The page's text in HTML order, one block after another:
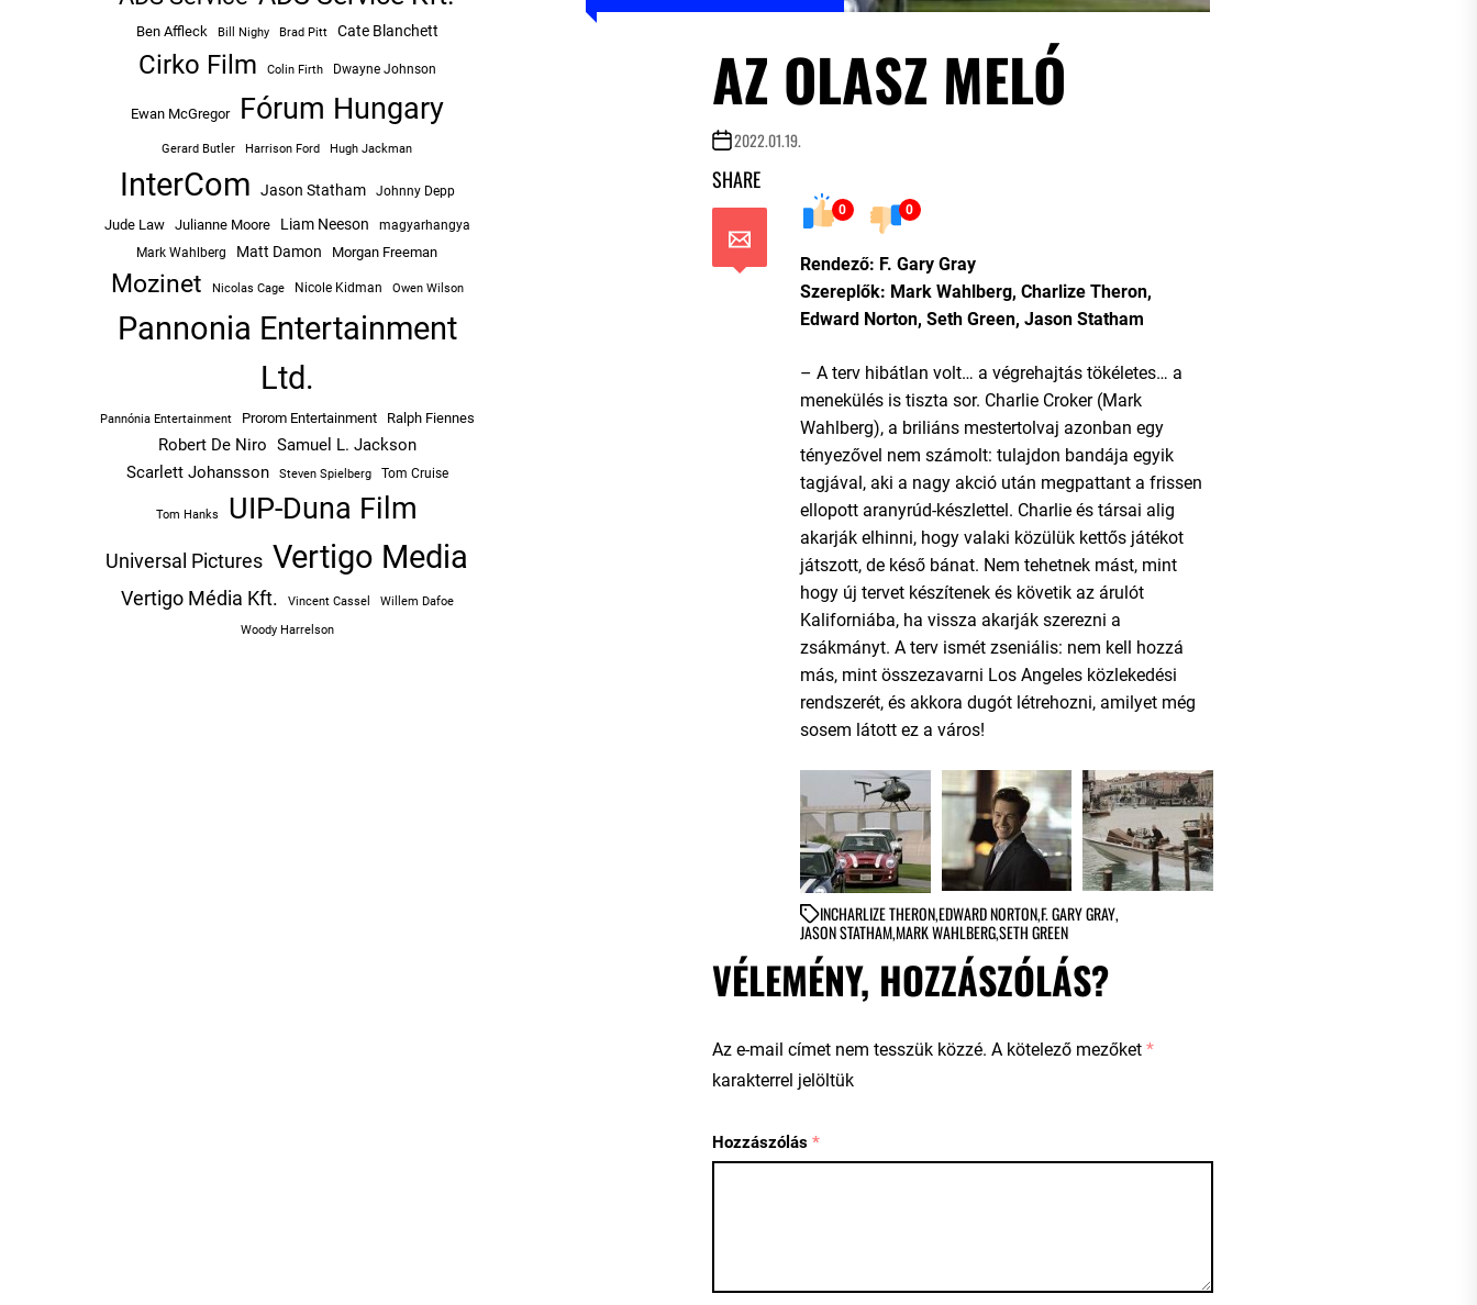
AZ OLASZ MELÓ
2022.01.19.
SHARE
0 0
Rendező: F. Gary Gray
Szereplők: Mark Wahlberg, Charlize Theron,
Edward Norton, Seth Green, Jason Statham
– A terv hibátlan volt… a végrehajtás tökéletes… a
menekülés is tiszta sor. Charlie Croker (Mark
Wahlberg), a briliáns mestertolvaj azonban egy
tényezővel nem számolt: tulajdon bandája egyik
tagjával, aki a nagy akció után megpattant a frissen
ellopott aranyrúd-készlettel. Charlie és társai alig
akarják elhinni, hogy valaki közülük kettős játékot
játszott, de késő bánat. Nem tehetnek mást, mint
hogy új tervet készítenek és követik az árulót
Kaliforniába, ha vissza akarják szerezni a
zsákmányt. A terv ismét zseniális: nem kell hozzá
más, mint összezavarni Los Angeles közlekedési
rendszerét, és akkora dugót létrehozni, amilyet még
sosem látott ez a város!
INCHARLIZE THERON,EDWARD NORTON,F. GARY GRAY,
JASON STATHAM,MARK WAHLBERG,SETH GREEN
VÉLEMÉNY, HOZZÁSZÓLÁS?
Az e-mail címet nem tesszük közzé. A kötelező mezőket *
karakterrel jelöltük
Hozzászólás *
Ben Affleck Bill Nighy Brad Pitt Cate Blanchett
Cirko Film Colin Firth Dwayne Johnson
Ewan McGregor Fórum Hungary
Gerard Butler Harrison Ford Hugh Jackman
InterCom Jason Statham Johnny Depp
Jude Law Julianne Moore Liam Neeson
magyarhangya
Mark Wahlberg
Matt Damon Morgan Freeman
Mozinet Nicolas Cage Nicole Kidman Owen Wilson
Pannonia Entertainment
Ltd.
Pannónia Entertainment Prorom Entertainment Ralph Fiennes
Robert De Niro Samuel L. Jackson
Scarlett Johansson
Steven Spielberg Tom Cruise
Tom Hanks UIP-Duna Film
Universal Pictures Vertigo Media
Vertigo Média Kft. Vincent Cassel
Willem Dafoe
Woody Harrelson